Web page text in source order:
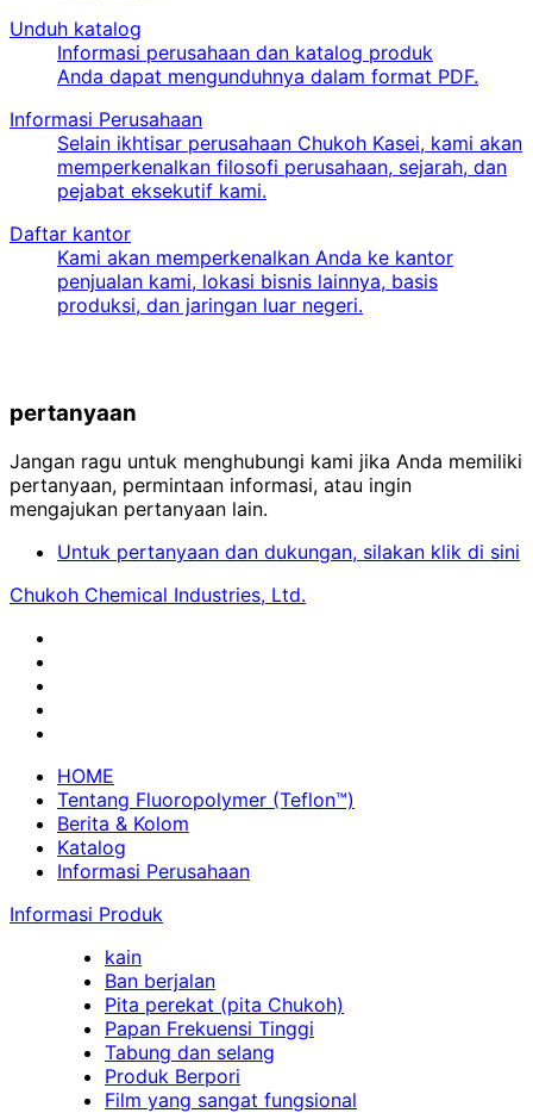
Unduh katalog
Informasi perusahaan dan katalog produk
Anda dapat mengunduhnya dalam format PDF.
Informasi Perusahaan
Selain ikhtisar perusahaan Chukoh Kasei, kami akan
memperkenalkan filosofi perusahaan, sejarah, dan
pejabat eksekutif kami.
Daftar kantor
Kami akan memperkenalkan Anda ke kantor
penjualan kami, lokasi bisnis lainnya, basis
produksi, dan jaringan luar negeri.
pertanyaan
Jangan ragu untuk menghubungi kami jika Anda memiliki
pertanyaan, permintaan informasi, atau ingin
mengajukan pertanyaan lain.
Untuk pertanyaan dan dukungan, silakan klik di sini
Chukoh Chemical Industries, Ltd.
HOME
Tentang Fluoropolymer (Teflon™)
Berita & Kolom
Katalog
Informasi Perusahaan
Informasi Produk
kain
Ban berjalan
Pita perekat (pita Chukoh)
Papan Frekuensi Tinggi
Tabung dan selang
Produk Berpori
Film yang sangat fungsional